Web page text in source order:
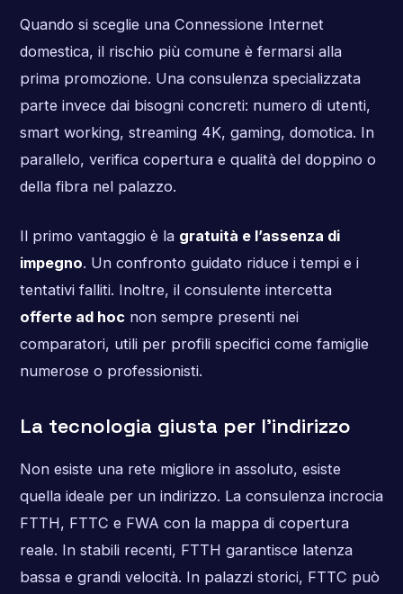
Quando si sceglie una Connessione Internet
domestica, il rischio più comune è fermarsi alla
prima promozione. Una consulenza specializzata
parte invece dai bisogni concreti: numero di utenti,
smart working, streaming 4K, gaming, domotica. In
parallelo, verifica copertura e qualità del doppino o
della fibra nel palazzo.
Il primo vantaggio è la gratuità e l’assenza di
impegno. Un confronto guidato riduce i tempi e i
tentativi falliti. Inoltre, il consulente intercetta
offerte ad hocnon sempre presenti nei
comparatori, utili per profili specifici come famiglie
numerose o professionisti.
La tecnologia giusta per l’indirizzo
Non esiste una rete migliore in assoluto, esiste
quella ideale per un indirizzo. La consulenza incrocia
FTTH, FTTC e FWA con la mappa di copertura
reale. In stabili recenti, FTTH garantisce latenza
bassa e grandi velocità. In palazzi storici, FTTC può